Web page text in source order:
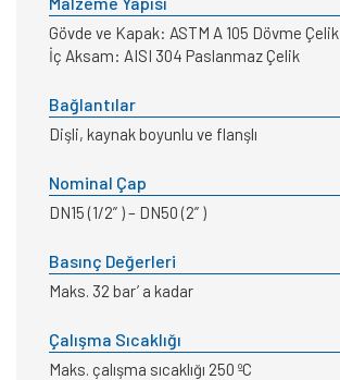
Gövde ve Kapak: ASTM A 105 Dövme Çelik
İç Aksam: AISI 304 Paslanmaz Çelik
Bağlantılar
Dişli, kaynak boyunlu ve flanşlı
Nominal Çap
DN15 (1/2” ) – DN50 (2” )
Basınç Değerleri
Maks. 32 bar’ a kadar
Çalışma Sıcaklığı
Maks. çalışma sıcaklığı 250 ºC